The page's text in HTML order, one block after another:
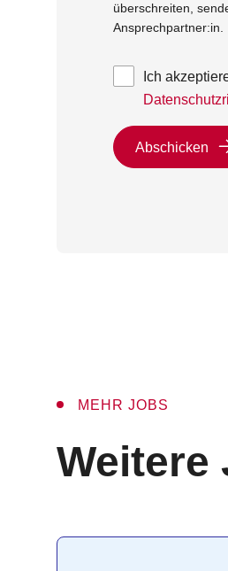
überschreiten,
Ansprechpartner:in.
Ich
Abschicken
MEHR JOBS
:
Weitere